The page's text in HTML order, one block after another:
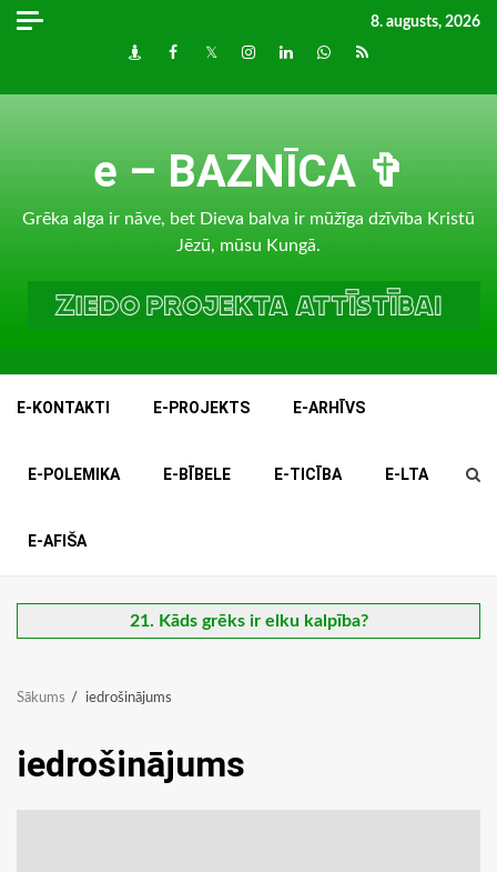
Skip
8. augusts, 2026
DraugiemFacebook
TwitterInstagram
LinkedInwhatsapp
RSS
e – BAZNĪCA ✞
Grēka alga ir nāve, bet Dieva balva ir mūžīga dzīvība Kristū
Jēzū, mūsu Kungā.
E-KONTAKTI E-PROJEKTS E-ARHĪVS
E-POLEMIKA E-BĪBELE E-TICĪBA E-LTA
E-AFIŠA
21. Kāds grēks ir elku kalpība?
Sākums iedrošinājums
iedrošinājums